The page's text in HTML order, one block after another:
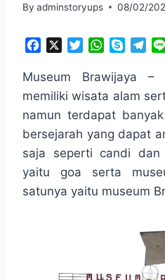
By adminstoryups 08/02/
c
e
o
o
k
i
t
e
W
a
t
A
p
p
y
p
l
e
r
a
m
Museum Brawijaya
memiliki wisata alam
namun terdapat
bersejarah yang dapat
saja seperti candi dan
yaitu goa serta
satunya yaitu museum